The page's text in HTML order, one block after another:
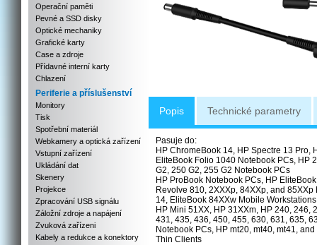
Operační paměti
Pevné a SSD disky
Optické mechaniky
Grafické karty
Case a zdroje
Přídavné interní karty
Chlazení
Periferie a příslušenství
Monitory
Tisk
Spotřební materiál
Webkamery a optická zařízení
Vstupní zařízení
Ukládání dat
Skenery
Projekce
Zpracování USB signálu
Záložní zdroje a napájení
Zvuková zařízeni
Kabely a redukce a konektory
Popis Technické parametry
Pasuje do:
HP ChromeBook 14, HP Spectre 13 Pro,
EliteBook Folio 1040 Notebook PCs, HP
G2, 250 G2, 255 G2 Notebook PCs
HP ProBook Notebook PCs, HP
Revolve 810, 2XXXp, 84XXp, and
14, EliteBook 84XXw Mobile
HP Mini 51XX, HP 31XXm, HP 240, 246,
431, 435, 436, 450, 455, 630, 631, 635,
Notebook PCs, HP mt20, mt40, mt41,
Thin Clients